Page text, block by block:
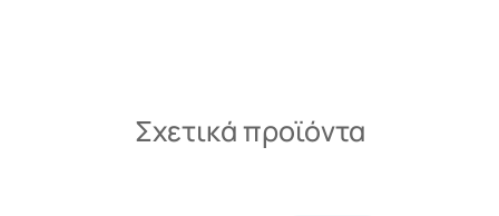
Σχετικά προϊόντα